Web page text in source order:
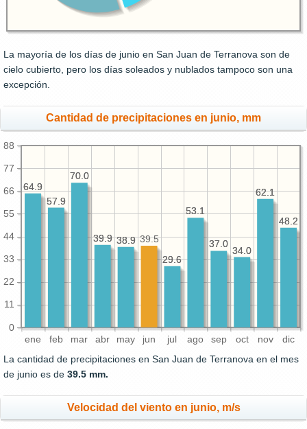
La mayoría de los días de junio en San Juan de Terranova son de
cielo cubierto, pero los días soleados y nublados tampoco son una
excepción.
Cantidad de precipitaciones en junio, mm
ene feb mar abr may jun jul ago sep oct nov dic
0
11
22
33
44
55
66
77
88
48.2
62.1
34.0
37.0
53.1
29.6
38.9
39.9
70.0
57.9
64.9
48.2
62.1
34.0
37.0
53.1
29.6
39.5
38.9
39.9
70.0
57.9
64.9
La cantidad de precipitaciones en San Juan de Terranova en el mes
de junio es de 39.5 mm.
Velocidad del viento en junio, m/s